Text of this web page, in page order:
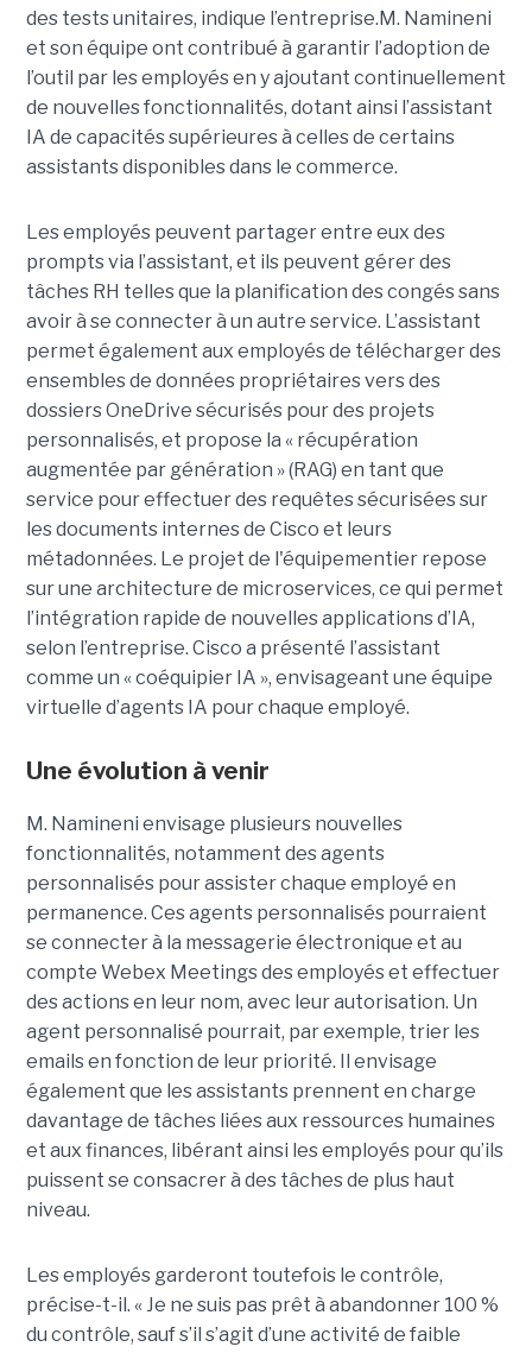
des tests unitaires, indique l’entreprise.M. Namineni
et son équipe ont contribué à garantir l’adoption de
l’outil par les employés en y ajoutant continuellement
de nouvelles fonctionnalités, dotant ainsi l’assistant
IA de capacités supérieures à celles de certains
assistants disponibles dans le commerce.
Les employés peuvent partager entre eux des
prompts via l’assistant, et ils peuvent gérer des
tâches RH telles que la planification des congés sans
avoir à se connecter à un autre service. L’assistant
permet également aux employés de télécharger des
ensembles de données propriétaires vers des
dossiers OneDrive sécurisés pour des projets
personnalisés, et propose la « récupération
augmentée par génération » (RAG) en tant que
service pour effectuer des requêtes sécurisées sur
les documents internes de Cisco et leurs
métadonnées. Le projet de l'équipementier repose
sur une architecture de microservices, ce qui permet
l’intégration rapide de nouvelles applications d’IA,
selon l’entreprise. Cisco a présenté l’assistant
comme un « coéquipier IA », envisageant une équipe
virtuelle d’agents IA pour chaque employé.
Une évolution à venir
M. Namineni envisage plusieurs nouvelles
fonctionnalités, notamment des agents
personnalisés pour assister chaque employé en
permanence. Ces agents personnalisés pourraient
se connecter à la messagerie électronique et au
compte Webex Meetings des employés et effectuer
des actions en leur nom, avec leur autorisation. Un
agent personnalisé pourrait, par exemple, trier les
emails en fonction de leur priorité. Il envisage
également que les assistants prennent en charge
davantage de tâches liées aux ressources humaines
et aux finances, libérant ainsi les employés pour qu’ils
puissent se consacrer à des tâches de plus haut
niveau.
Les employés garderont toutefois le contrôle,
précise-t-il. « Je ne suis pas prêt à abandonner 100 %
du contrôle, sauf s’il s’agit d’une activité de faible